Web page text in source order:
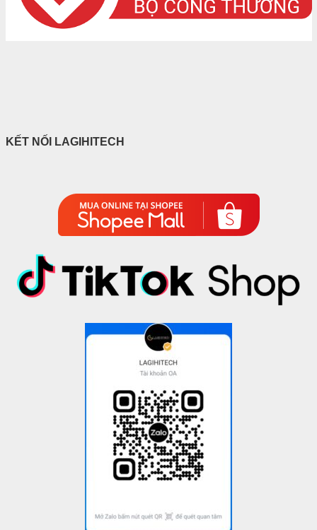
KẾT NỐI LAGIHITECH